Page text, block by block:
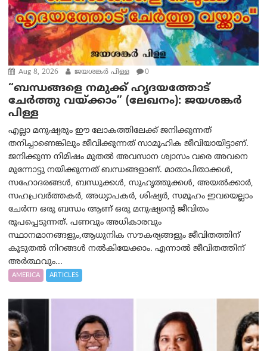
Aug 8, 2026 ജയശങ്കര്‍ പിള്ള 0
“ബന്ധങ്ങളെ നമുക്ക് ഹൃദയത്തോട്
ചേർത്തു വയ്ക്കാം” (ലേഖനം): ജയശങ്കര്‍
പിള്ള
എല്ലാ മനുഷ്യരും ഈ ലോകത്തിലേക്ക് ജനിക്കുന്നത്
തനിച്ചാണെങ്കിലും ജീവിക്കുന്നത് സാമൂഹിക ജീവിയായിട്ടാണ്.
ജനിക്കുന്ന നിമിഷം മുതൽ അവസാന ശ്വാസം വരെ അവനെ
മുന്നോട്ടു നയിക്കുന്നത് ബന്ധങ്ങളാണ്. മാതാപിതാക്കൾ,
സഹോദരങ്ങൾ, ബന്ധുക്കൾ, സുഹൃത്തുക്കൾ, അയൽക്കാർ,
സഹപ്രവർത്തകർ, അധ്യാപകർ, ശിഷ്യർ, സമൂഹം ഇവയെല്ലാം
ചേർന്ന ഒരു ബന്ധം ആണ് ഒരു മനുഷ്യന്റെ ജീവിതം
രൂപപ്പെടുന്നത്. പണവും അധികാരവും
സ്ഥാനമാനങ്ങളും,ആധുനിക സൗകര്യങ്ങളും ജീവിതത്തിന്
കൂടുതൽ നിറങ്ങൾ നൽകിയേക്കാം. എന്നാൽ ജീവിതത്തിന്
അർത്ഥവും...
AMERICA ARTICLES